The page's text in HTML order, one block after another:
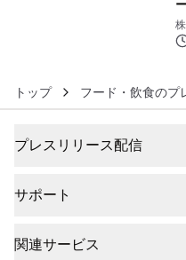
トップ フード・飲食のプ
プレスリリース配信
サポート
関連サービス